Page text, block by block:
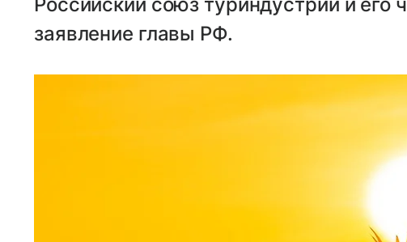
заявление главы РФ.